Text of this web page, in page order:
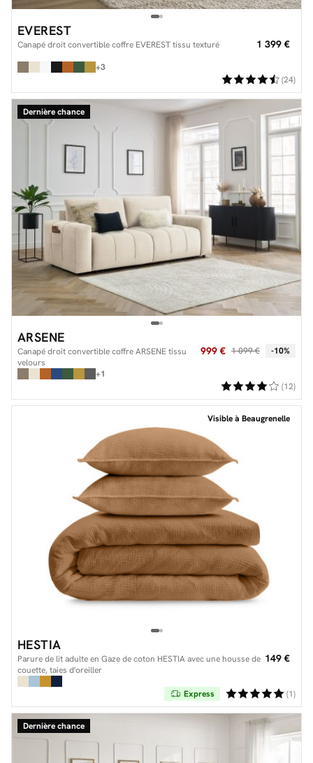
EVEREST
Canapé droit convertible coffre EVEREST tissu texturé 1 399 €
+3
(24)
Dernière chance
ARSENE
Canapé droit convertible coffre ARSENE tissu
velours
999 € 1 099 € -10%
+1
(12)
Visible à Beaugrenelle
HESTIA
Parure de lit adulte en Gaze de coton HESTIA avec une housse de
couette, taies d'oreiller
149 €
(1)
Express
Dernière chance